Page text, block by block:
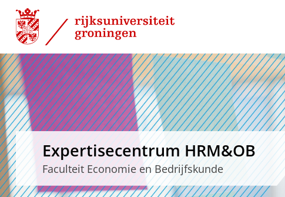
Skip
Content
Skip
Navigation
Expertisecentrum HRM&OB
Faculteit Economie en Bedrijfskunde